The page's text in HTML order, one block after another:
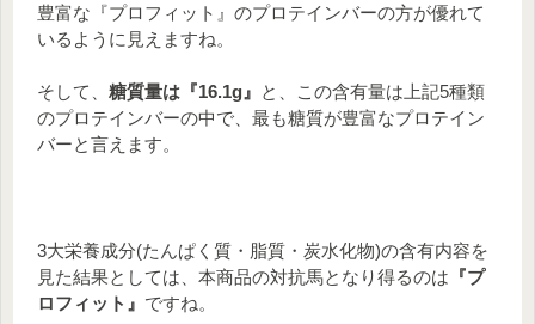
豊富な『プロフィット』のプロテインバーの方が優れて
いるように見えますね。
そして、 糖質量は『16.1g』 と、この含有量は上記5種類
のプロテインバーの中で、最も糖質が豊富なプロテイン
バーと言えます。
3大栄養成分(たんぱく質・脂質・炭水化物)の含有内容を
見た結果としては、本商品の対抗馬となり得るのは 『プ
ロフィット』 ですね。